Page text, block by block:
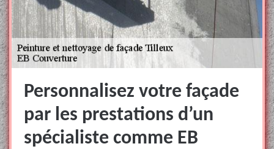
Personnalisez votre façade
par les prestations d’un
spécialiste comme EB